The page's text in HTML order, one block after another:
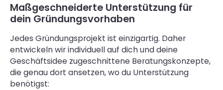
Maßgeschneiderte Unterstützung für
dein Gründungsvorhaben
Jedes Gründungsprojekt ist einzigartig. Daher
entwickeln wir individuell auf dich und deine
Geschäftsidee zugeschnittene Beratungskonzepte,
die genau dort ansetzen, wo du Unterstützung
benötigst: